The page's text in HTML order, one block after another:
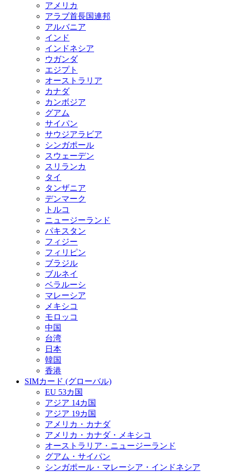
アメリカ
アラブ首長国連邦
アルバニア
インド
インドネシア
ウガンダ
エジプト
オーストラリア
カナダ
カンボジア
グアム
サイパン
サウジアラビア
シンガポール
スウェーデン
スリランカ
タイ
タンザニア
デンマーク
トルコ
ニュージーランド
パキスタン
フィジー
フィリピン
ブラジル
ブルネイ
ベラルーシ
マレーシア
メキシコ
モロッコ
中国
台湾
日本
韓国
香港
SIMカード (グローバル)
EU 53カ国
アジア 14カ国
アジア 19カ国
アメリカ・カナダ
アメリカ・カナダ・メキシコ
オーストラリア・ニュージーランド
グアム・サイパン
シンガポール・マレーシア・インドネシア